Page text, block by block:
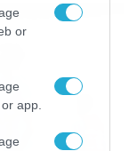
or
app.
στο
να